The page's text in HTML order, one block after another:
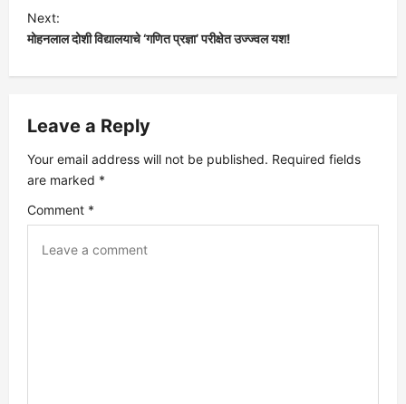
s
a
v
i
g
Next:
मोहनलाल दोशी विद्यालयाचे ‘गणित प्रज्ञा’ परीक्षेत उज्ज्वल यश!
Leave a Reply
Your email address will not be published. Required fields
are marked *
Comment *